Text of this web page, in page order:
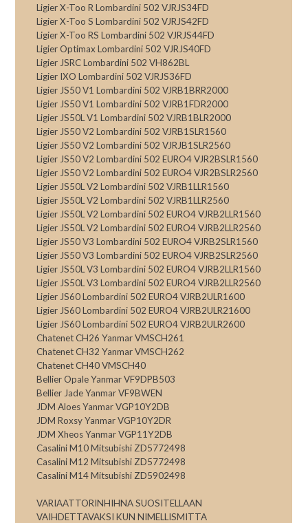
Ligier X-Too R Lombardini 502 VJRJS34FD
Ligier X-Too S Lombardini 502 VJRJS42FD
Ligier X-Too RS Lombardini 502 VJRJS44FD
Ligier Optimax Lombardini 502 VJRJS40FD
Ligier JSRC Lombardini 502 VH862BL
Ligier IXO Lombardini 502 VJRJS36FD
Ligier JS50 V1 Lombardini 502 VJRB1BRR2000
Ligier JS50 V1 Lombardini 502 VJRB1FDR2000
Ligier JS50L V1 Lombardini 502 VJRB1BLR2000
Ligier JS50 V2 Lombardini 502 VJRB1SLR1560
Ligier JS50 V2 Lombardini 502 VJRJB1SLR2560
Ligier JS50 V2 Lombardini 502 EURO4 VJR2BSLR1560
Ligier JS50 V2 Lombardini 502 EURO4 VJR2BSLR2560
Ligier JS50L V2 Lombardini 502 VJRB1LLR1560
Ligier JS50L V2 Lombardini 502 VJRB1LLR2560
Ligier JS50L V2 Lombardini 502 EURO4 VJRB2LLR1560
Ligier JS50L V2 Lombardini 502 EURO4 VJRB2LLR2560
Ligier JS50 V3 Lombardini 502 EURO4 VJRB2SLR1560
Ligier JS50 V3 Lombardini 502 EURO4 VJRB2SLR2560
Ligier JS50L V3 Lombardini 502 EURO4 VJRB2LLR1560
Ligier JS50L V3 Lombardini 502 EURO4 VJRB2LLR2560
Ligier JS60 Lombardini 502 EURO4 VJRB2ULR1600
Ligier JS60 Lombardini 502 EURO4 VJRB2ULR21600
Ligier JS60 Lombardini 502 EURO4 VJRB2ULR2600
Chatenet CH26 Yanmar VMSCH261
Chatenet CH32 Yanmar VMSCH262
Chatenet CH40 VMSCH40
Bellier Opale Yanmar VF9DPB503
Bellier Jade Yanmar VF9BWEN
JDM Aloes Yanmar VGP10Y2DB
JDM Roxsy Yanmar VGP10Y2DR
JDM Xheos Yanmar VGP11Y2DB
Casalini M10 Mitsubishi ZD5772498
Casalini M12 Mitsubishi ZD5772498
Casalini M14 Mitsubishi ZD5902498
VARIAATTORINHIHNA SUOSITELLAAN
VAIHDETTAVAKSI KUN NIMELLISMITTA